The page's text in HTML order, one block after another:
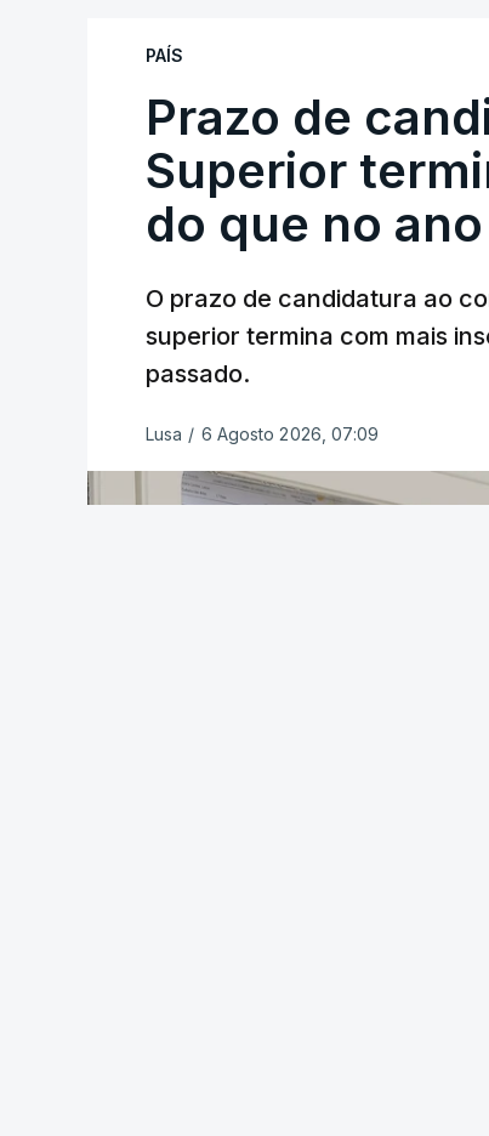
PAÍS
Prazo de
Superior
do que no
O prazo de candidatura ao
superior termina com mais
passado.
Lusa / 6 Agosto 2026, 07:09